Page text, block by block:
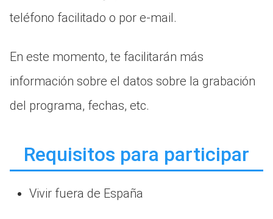
teléfono facilitado o por e-mail.
En este momento, te facilitarán más
información sobre el datos sobre la grabación
del programa, fechas, etc.
Requisitos para participar
Vivir fuera de España